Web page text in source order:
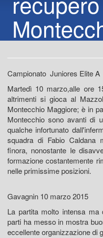
Campionato Juniores Elite A
Martedì 10 marzo,alle ore
altrimenti si gioca al
Montecchio Maggiore; è in
Montecchio sono avanti di
qualche infortunato
squadra di Fabio Caldana
finora, nonostante le
formazione costantemente
nelle primissime posizioni.
Gavagnin 10 marzo 2015
La partita molto intensa
parti ha messo in mostra
eccellente organizzazione di